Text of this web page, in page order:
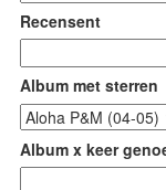
Recensent
Album met sterren
Album x keer